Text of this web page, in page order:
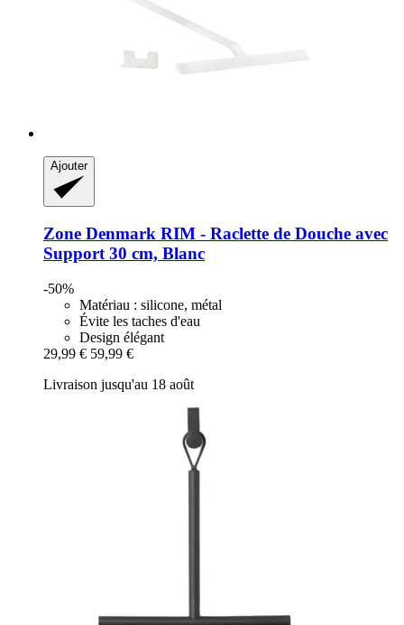
Ajouter
Zone Denmark RIM -​ Raclette de Douche avec
Support 30 cm, Blanc
-50%
Matériau : silicone, métal
Évite les taches d'eau
Design élégant
29,99 € 59,99 €
Livraison jusqu'au 18 août